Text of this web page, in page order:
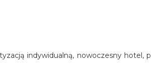
indywidualną, nowoczesny hotel,